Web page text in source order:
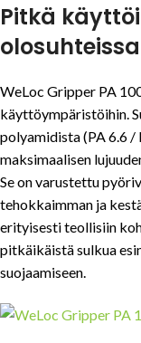
Pitkä
olosuhteissa
WeLoc Gripper PA
käyttöympäristöihin.
polyamidista (PA 6.6
maksimaalisen
Se on varustettu
tehokkaimman ja
erityisesti teollisiin
pitkäikäistä sulkua
suojaamiseen.